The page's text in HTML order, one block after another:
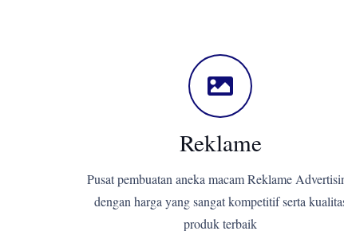
Reklame
Pusat pembuatan aneka macam Reklame
dengan harga yang sangat kompetitif serta
produk terbaik